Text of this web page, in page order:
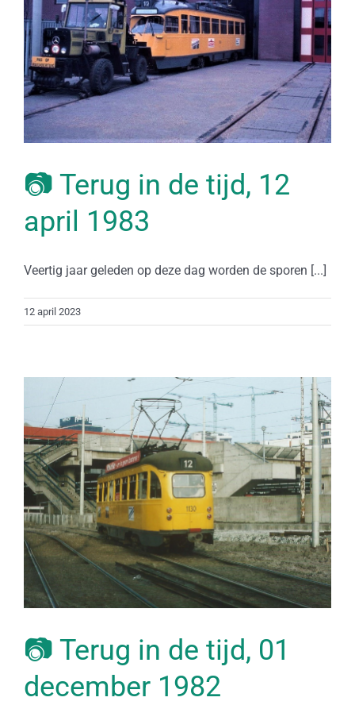
📷 Terug in de tijd, 12
april 1983
Veertig jaar geleden op deze dag worden de sporen [...]
12 april 2023
📷 Terug in de tijd, 01
december 1982